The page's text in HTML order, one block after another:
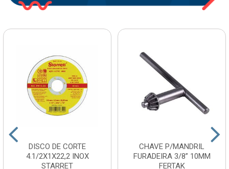
DISCO DE CORTE
4.1/2X1X22,2 INOX
STARRET
CHAVE P/MANDRIL
FURADEIRA 3/8” 10MM
FERTAK